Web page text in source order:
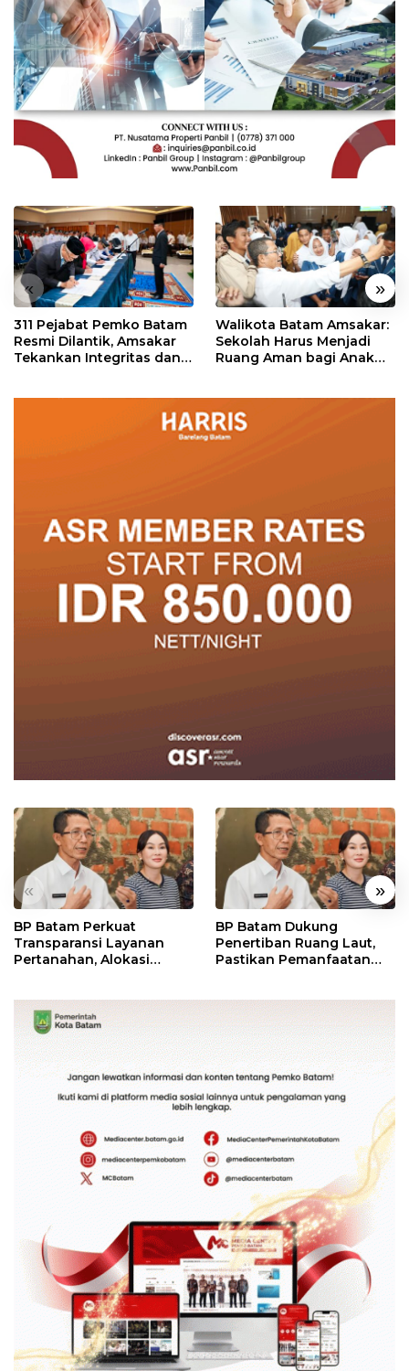
« »
311 Pejabat Pemko Batam
Resmi Dilantik, Amsakar
Tekankan Integritas dan
Walikota Batam Amsakar:
Sekolah Harus Menjadi
Ruang Aman bagi Anak
« »
BP Batam Perkuat
Transparansi Layanan
Pertanahan, Alokasi
BP Batam Dukung
Penertiban Ruang Laut,
Pastikan Pemanfaatan